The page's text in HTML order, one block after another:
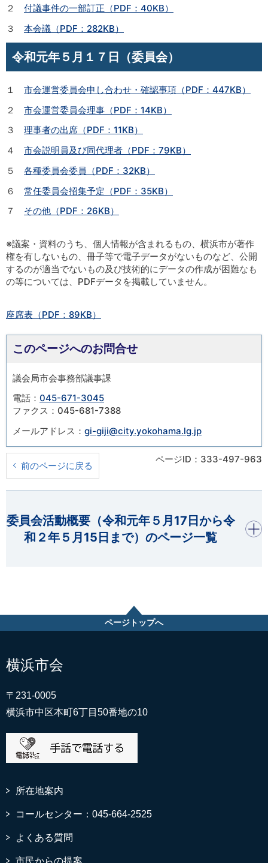
２ 付議事件の一部訂正（PDF：40KB）
３ 本会議（PDF：282KB）
令和元年５月１７日（委員会）
１ 市会運営委員会申し合わせ・確認事項（PDF：447KB）
２ 市会運営委員会理事（PDF：14KB）
３ 理事者の出席（PDF：11KB）
４ 市会説明員及び同代理者（PDF：79KB）
５ 各種委員会委員（PDF：32KB）
６ 常任委員会招集予定（PDF：35KB）
７ その他（PDF：26KB）
※議案・資料のうち、個人情報が含まれるもの、横浜市が著作
権を有しないもの、冊子等で電子データがないものなど、公開
するのが適当でないもの及び技術的にデータの作成が困難なも
の等については、PDFデータを掲載していません。
座席表（PDF：89KB）
このページへのお問合せ
議会局市会事務部議事課
電話： 045-671-3045
ファクス：045-681-7388
メールアドレス： gi-giji@city.yokohama.lg.jp
前のページに戻る
ページID：333-497-963
委員会活動概要（令和元年５月17日から令
和２年５月15日まで）のページ一覧
開く
ページトップへ
横浜市会
〒231-0005
横浜市中区本町6丁目50番地の10
所在地案内
コールセンター：045-664-2525
よくある質問
市民からの提案